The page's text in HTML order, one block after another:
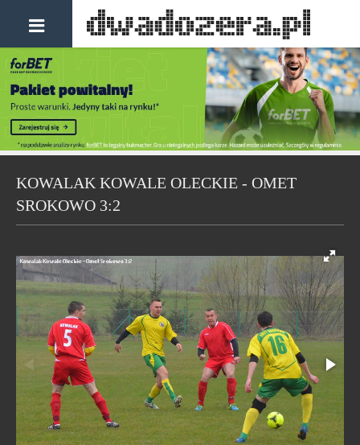
KOWALAK KOWALE OLECKIE - OMET
SROKOWO 3:2